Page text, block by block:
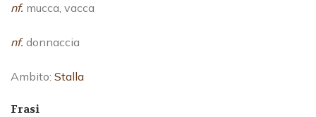
nf. mucca, vacca
nf. donnaccia
Ambito: Stalla
Frasi